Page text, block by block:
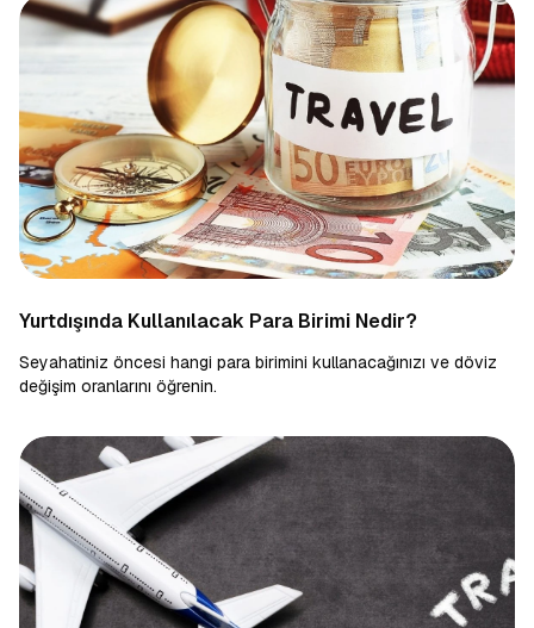
Yurtdışında Kullanılacak Para Birimi Nedir?
Seyahatiniz öncesi hangi para birimini kullanacağınızı ve döviz
değişim oranlarını öğrenin.